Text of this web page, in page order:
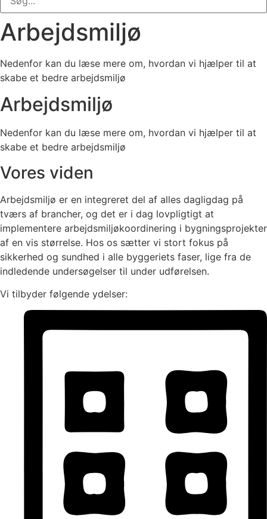
Arbejdsmiljø
Nedenfor kan du læse mere om, hvordan vi hjælper til at
skabe et bedre arbejdsmiljø
Arbejdsmiljø
Nedenfor kan du læse mere om, hvordan vi hjælper til at
skabe et bedre arbejdsmiljø
Vores viden
Arbejdsmiljø er en integreret del af alles dagligdag på
tværs af brancher, og det er i dag lovpligtigt at
implementere arbejdsmiljøkoordinering i bygningsprojekter
af en vis størrelse. Hos os sætter vi stort fokus på
sikkerhed og sundhed i alle byggeriets faser, lige fra de
indledende undersøgelser til under udførelsen.
Vi tilbyder følgende ydelser: